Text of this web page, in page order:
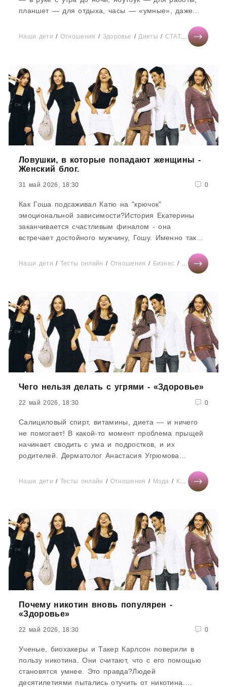
планшет — для отдыха, часы — «умные», даже
Наши дети / Отношения / Здоровье /Диеты / СТАТЬИ /Новости
Ловушки, в которые попадают женщины -
Женский блог.
31 май 2026, 18:30 0
Как Гоша подсаживал Катю на "крючок"
эмоциональной зависимости?История Екатерины
заканчивается счастливым финалом - она
встречает достойного мужчину, Гошу. Именно так
Наши дети / Тесты онлайн / Отношения / Бизнес / Диеты/
Чего нельзя делать с угрями - «Здоровье»
22 май 2026, 18:30 0
Салициловый спирт, витамины, диета — и ничего
не помогает! В какой-то момент проблема прыщей
начинает сводить с ума и подростков, и их
родителей. Дерматолог Анастасия Угрюмова
Наши дети / Тесты онлайн / Отношения / Мода / Красота /
Почему никотин вновь популярен -
«Здоровье»
22 май 2026, 18:30 0
Ученые, биохакеры и Такер Карлсон поверили в
пользу никотина. Они считают, что с его помощью
становятся умнее. Это правда?Людей
десятилетиями пытались отучить от никотина.